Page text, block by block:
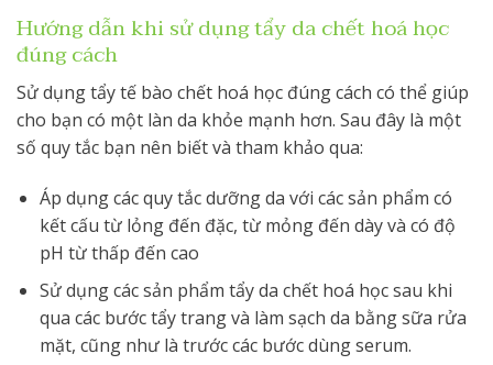
Hướng dẫn khi sử dụng tẩy da chết hoá học
đúng cách
Sử dụng tẩy tế bào chết hoá học đúng cách có thể giúp
cho bạn có một làn da khỏe mạnh hơn. Sau đây là một
số quy tắc bạn nên biết và tham khảo qua:
Áp dụng các quy tắc dưỡng da với các sản phẩm có
kết cấu từ lỏng đến đặc, từ mỏng đến dày và có độ
pH từ thấp đến cao
Sử dụng các sản phẩm tẩy da chết hoá học sau khi
qua các bước tẩy trang và làm sạch da bằng sữa rửa
mặt, cũng như là trước các bước dùng serum.